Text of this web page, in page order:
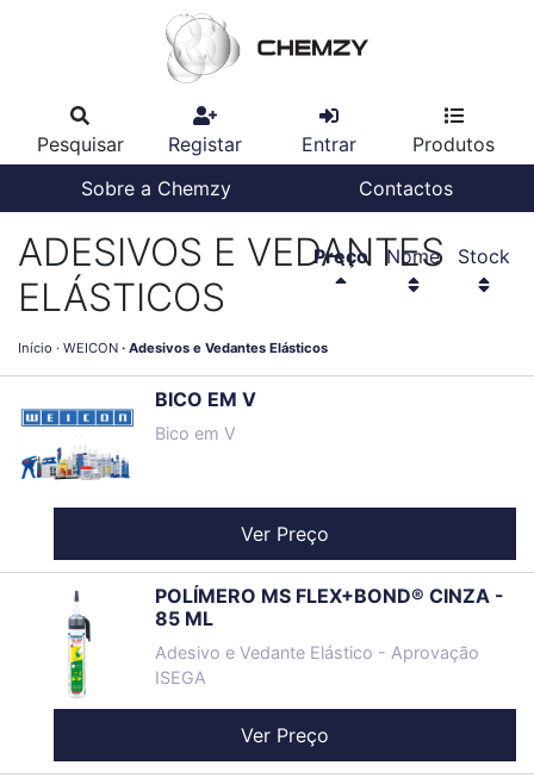
Pesquisar Registar Entrar
Produtos
Sobre a Chemzy
Contactos
ADESIVOS E VEDANTES
ELÁSTICOS
Início WEICON Adesivos e Vedantes Elásticos
Preço Nome Stock
BICO EM V
Bico em V
Ver Preço
POLÍMERO MS FLEX+BOND® CINZA -
85 ML
Adesivo e Vedante Elástico - Aprovação
ISEGA
Ver Preço